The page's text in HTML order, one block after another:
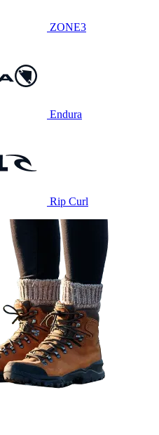
ZONE3
Endura
Rip Curl